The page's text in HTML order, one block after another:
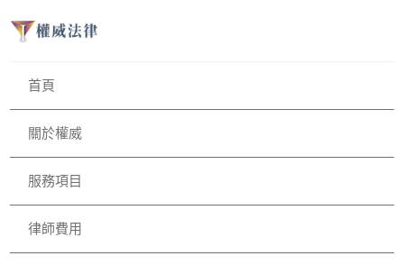
首頁
關於權威
服務項目
律師費用